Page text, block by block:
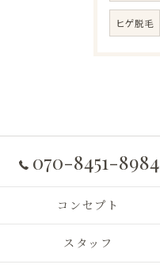
ヒゲ脱毛
070-8451-8984
コンセプト
スタッフ